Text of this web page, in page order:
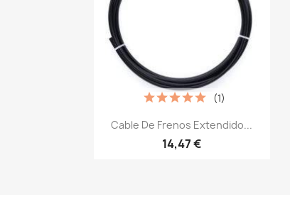
 Vista rápida
Cable De Frenos Extendido...
14,47 €
(1)